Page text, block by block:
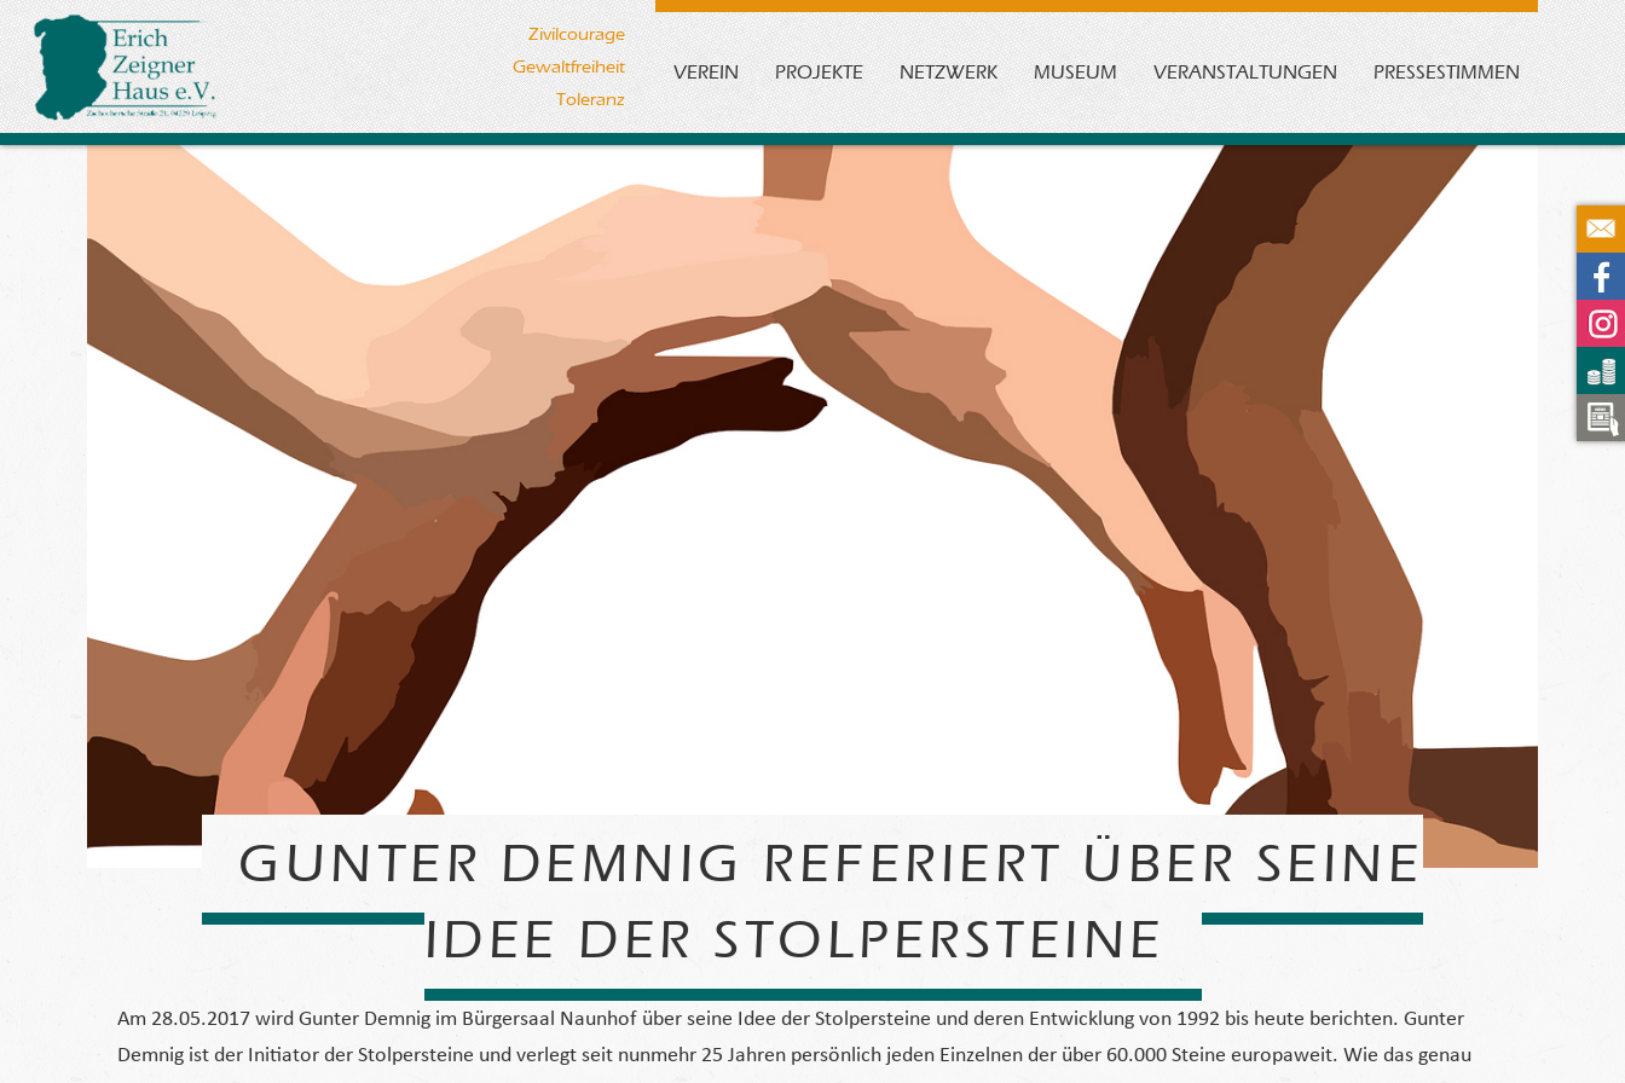
VEREIN PROJEKTE NETZWERK MUSEUM VERANSTALTUNGEN PRESSESTIMMEN
Zivilcourage
Gewaltfreiheit
Toleranz
GUNTER DEMNIG REFERIERT ÜBER SEINE
IDEE DER STOLPERSTEINE
Am 28.05.2017 wird Gunter Demnig im Bürgersaal Naunhof über seine Idee der Stolpersteine und deren Entwicklung von 1992 bis heute berichten. Gunter
Demnig ist der Initiator der Stolpersteine und verlegt seit nunmehr 25 Jahren persönlich jeden Einzelnen der über 60.000 Steine europaweit. Wie das genau